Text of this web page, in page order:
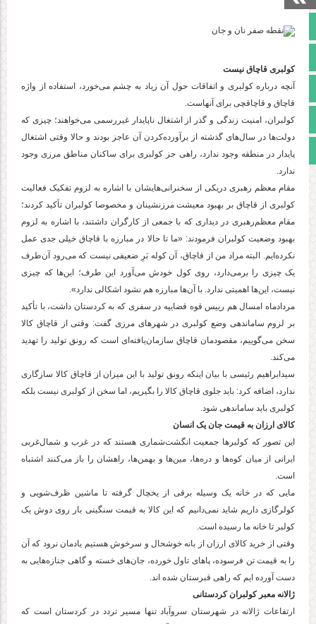
صفحه نخست
آپارات
اینستاگرام
مجوز سایت
کولبری قاچاق نیست
آنچه درباره کولبری و اتفاقات حول آن زیاد به چشم می‌خورد، استفاده از واژه
قاچاق و قاچاقچی برای آنهاست.
کولبران، امنیت زندگی و گذر از اشتغال ناپایدار غیررسمی می‌خواهند؛ چیزی که
دولت‌ها در سال‌های گذشته از برآورده‌کردن آن عاجز بودند و حالا وقتی اشتغال
پایدار در منطقه وجود ندارد، راهی جز کولبری برای ساکنان مناطق مرزی وجود
ندارد.
مقام معظم رهبری دریکی از سخنرانی‌هایشان با اشاره به لزوم تفکیک فعالیت
کولبری از قاچاق بر بهبود معیشت مرزنشینان و مخصوصا کولبران تأکید کردند؛
مقام معظم‌رهبری در دیداری که با جمعی از کارگران داشتند، با اشاره به لزوم
بهبود وضعیت کولبران فرمودند: «ما تا حالا در مبارزه با قاچاق خیلی جدی عمل
نکرده‌ایم. البته مراد من از قاچاق، آن کوله بَرِ ضعیفی نیست که می‌رود آن‌طرف
یک چیزی را برمی‌دارد، روی کول خودش می‌آورد این طرف؛ این‌ها که چیزی
نیست، این‌ها اهمیتی ندارد. با آن‌ها مبارزه هم نشود اشکالی ندارد».
مردادماه امسال هم رییس قوه قضاییه در سفری که به کردستان داشت، با تأکید
بر لزوم ساماندهی وضع کولبری در شهر‌های مرزی گفت: وقتی از قاچاق کالا
سخن می‌گوییم، مقصودمان قاچاق سازمان‌یافته‌ای است که رونق تولید را تهدید
می‌کند.
سیدابراهیم رئیسی با بیان اینکه رونق تولید با این میزان از قاچاق کالا سازگاری
ندارد، اضافه کرد: باید جلوی قاچاق کالا را بگیریم، اما سخن از کولبری نیست بلکه
کولبری باید ساماندهی شود.
کالای ارزان به قیمت جان یک انسان
این تصور که کولبر‌ها جمعیت انگشت‌شماری هستند که در غرب و شمال‌غربی
ایرانی از میان کوه‌ها و دره‌ها، مین‌ها و بهمن‌ها، راهشان را باز می‌کنند اشتباه
است.
مایی که در خانه یک وسیله برقی از یخچال گرفته تا ماشین ظرف‌شویی و
کولرگازی داریم شاید نمی‌دانیم که این کالا به قیمت سنگینی بار روی دوش یک
کولبر تا خانه ما رسیده است.
وقتی از خرید کالای ارزان از بانه خوشحال و سرخوش هستیم یادمان نرود که آن
را به قیمت تن فرسوده، پا‌های تاول خورده، جان‌های خسته و گاهی جنازه‌هایی به
دست آورده ایم که راهی قبرستان شده اند.
ژالانه معبر کولبران کردستانی
ارتفاعات ژالانه در شهرستان سروآباد تنها مسیر تردد در کردستان است که